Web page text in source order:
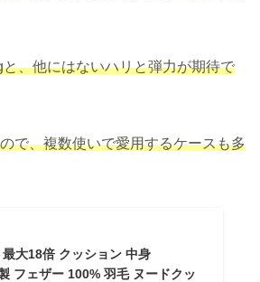
、他にはないハリと弾力が期待で
で、複数使いで愛用するケースも多
大18倍 クッション 中身
フェザー 100% 羽毛 ヌードクッ